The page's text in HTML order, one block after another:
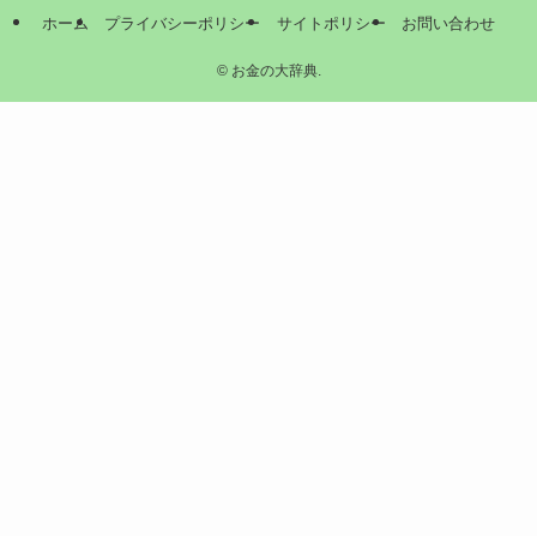
ホーム プライバシーポリシー サイトポリシー お問い合わせ
©お金の大辞典.